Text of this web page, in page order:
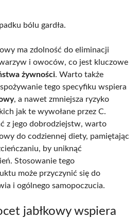
bólu gardła.
ma zdolność do eliminacji
i owoców, co jest kluczowe
żywności. Warto także
tego specyfiku wspiera
, a nawet zmniejsza ryzyko
jak te wywołane przez C.
z jego dobrodziejstw, warto
do codziennej diety, pamiętając
by uniknąć
Stosowanie tego
może przyczynić się do
i ogólnego samopoczucia.
jabłkowy wspiera